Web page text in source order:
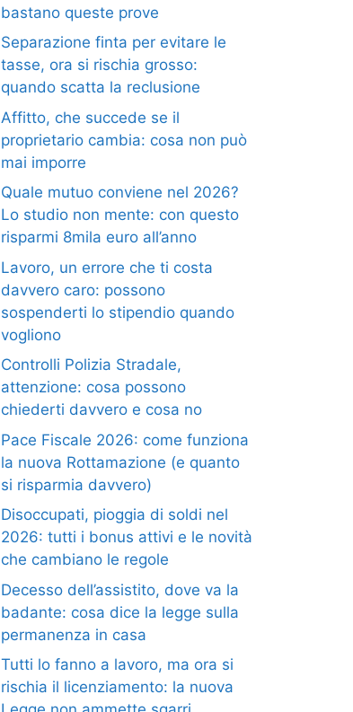
bastano queste prove
Separazione finta per evitare le
tasse, ora si rischia grosso:
quando scatta la reclusione
Affitto, che succede se il
proprietario cambia: cosa non può
mai imporre
Quale mutuo conviene nel 2026?
Lo studio non mente: con questo
risparmi 8mila euro all’anno
Lavoro, un errore che ti costa
davvero caro: possono
sospenderti lo stipendio quando
vogliono
Controlli Polizia Stradale,
attenzione: cosa possono
chiederti davvero e cosa no
Pace Fiscale 2026: come funziona
la nuova Rottamazione (e quanto
si risparmia davvero)
Disoccupati, pioggia di soldi nel
2026: tutti i bonus attivi e le novità
che cambiano le regole
Decesso dell’assistito, dove va la
badante: cosa dice la legge sulla
permanenza in casa
Tutti lo fanno a lavoro, ma ora si
rischia il licenziamento: la nuova